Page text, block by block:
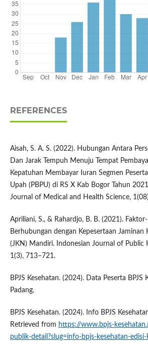
REFERENCES
Aisah, S. A. S. (2022). Hubungan Antara
Dan Jarak Tempuh Menuju Tempat
Kepatuhan Membayar Iuran Segmen
Upah (PBPU) di RS X Kab Bogor Tahun
Journal of Medical and Health Science,
Apriliani, S., & Rahardjo, B. B. (2021).
Berhubungan dengan Kepesertaan Jaminan
(JKN) Mandiri. Indonesian Journal of
1(3), 713–721.
BPJS Kesehatan. (2024). Data Peserta BPJS
Padang.
BPJS Kesehatan. (2024). Info BPJS
Retrieved from https://www.bpjs-
publik-detail?slug=info-bpjs-kesehatan-